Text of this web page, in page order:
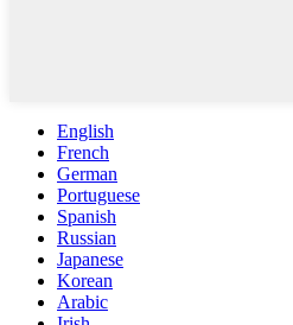
English
French
German
Portuguese
Spanish
Russian
Japanese
Korean
Arabic